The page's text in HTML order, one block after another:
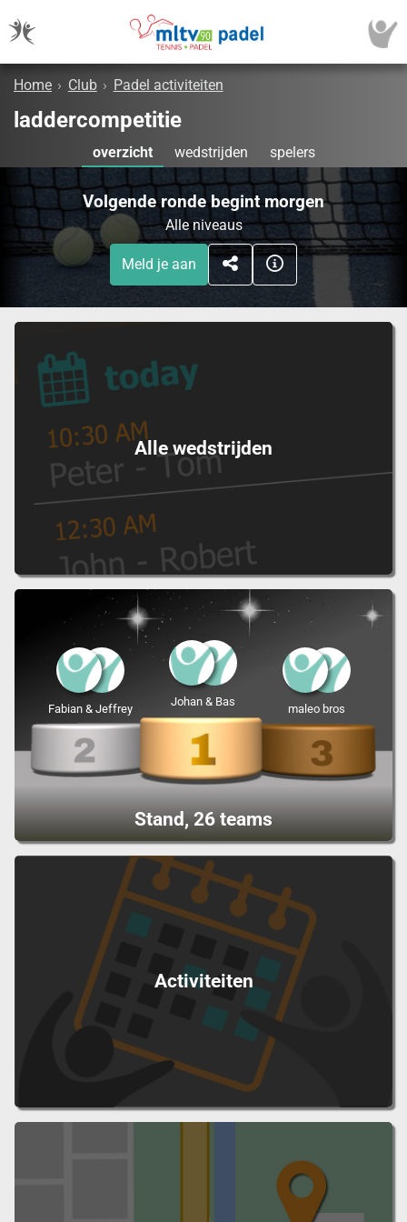
Home › Club › Padel activiteiten
laddercompetitie
overzicht wedstrijden spelers
Volgende ronde begint morgen
Alle niveaus
Meld je aan
Alle wedstrijden
Stand, 26 teams
Johan & Bas
Fabian & Jeffrey maleo bros
Activiteiten